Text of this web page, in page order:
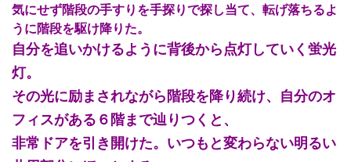
気にせず階段の手すりを手探りで探し当て、転げ落ちるよ
うに階段を駆け降りた。
自分を追いかけるように背後から点灯していく蛍光
灯。
その光に励まされながら階段を降り続け、自分のオ
フィスがある６階まで辿りつくと、
非常ドアを引き開けた。いつもと変わらない明るい